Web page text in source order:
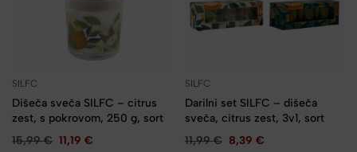
SILFC
Dišeča sveča SILFC – citrus
zest, s pokrovom, 250 g, sort
15,99€ 11,19 €
SILFC
Darilni set SILFC – dišeča
sveča, citrus zest, 3v1, sort
11,99€ 8,39 €